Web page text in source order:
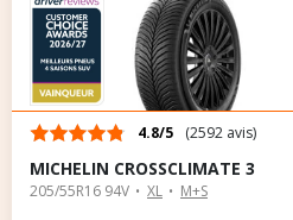
4.8/5 (2592 avis)
MICHELIN CROSSCLIMATE 3
205/55R16 94V XL M+S